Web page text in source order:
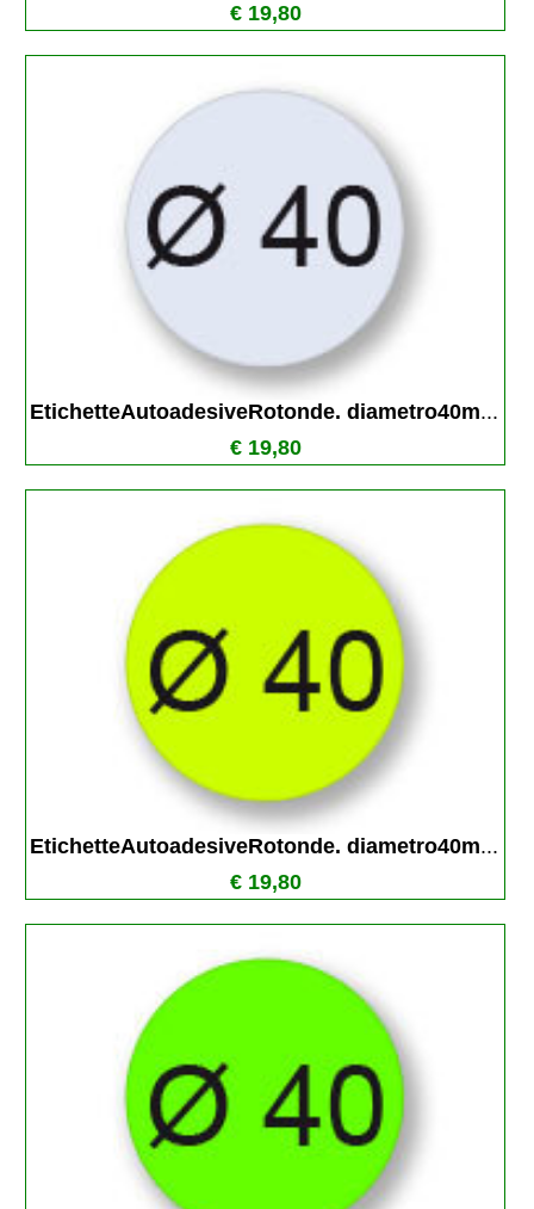
€ 19,80
EtichetteAutoadesiveRotonde. diametro40m...
€ 19,80
EtichetteAutoadesiveRotonde. diametro40m...
€ 19,80